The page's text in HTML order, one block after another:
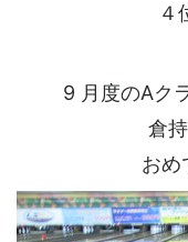
４
9 月度のAク
倉
おめ